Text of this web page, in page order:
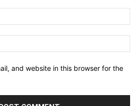
and website in this browser for the